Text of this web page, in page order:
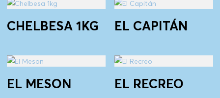
CHELBESA 1KG EL CAPITÁN
EL MESON EL RECREO